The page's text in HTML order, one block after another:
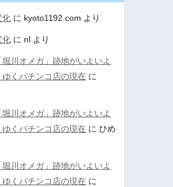
化 に kyoto1192.com より
化 に nl より
川オメガ」跡地がいよいよ
くパチンコ店の現在 に
川オメガ」跡地がいよいよ
くパチンコ店の現在 に ひめ
川オメガ」跡地がいよいよ
くパチンコ店の現在 に